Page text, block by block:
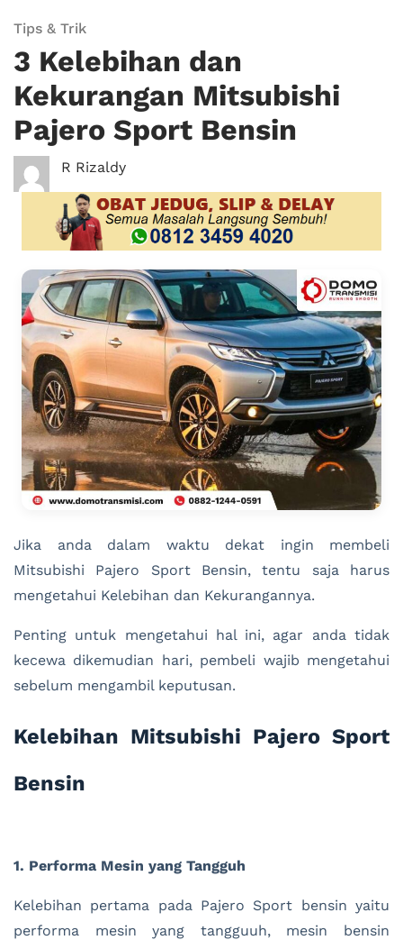
Tips & Trik
3 Kelebihan dan
Kekurangan Mitsubishi
Pajero Sport Bensin
R Rizaldy
Jika anda dalam waktu dekat ingin membeli
Mitsubishi Pajero Sport Bensin, tentu saja harus
mengetahui Kelebihan dan Kekurangannya.
Penting untuk mengetahui hal ini, agar anda tidak
kecewa dikemudian hari, pembeli wajib mengetahui
sebelum mengambil keputusan.
Kelebihan Mitsubishi Pajero Sport
Bensin
1. Performa Mesin yang Tangguh
Kelebihan pertama pada Pajero Sport bensin yaitu
performa mesin yang tangguuh, mesin bensin